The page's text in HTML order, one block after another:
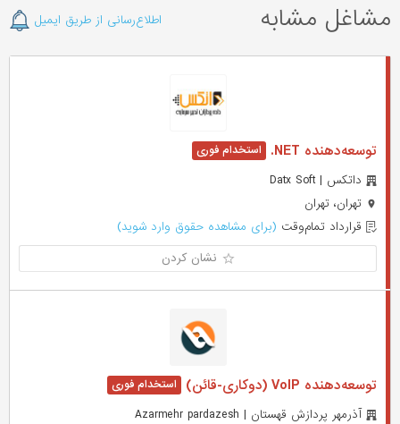
مشاغل مشابه اطلاع‌رسانی از طریق ایمیل
توسعه‌دهنده NET.
داتکس | Datx Soft
تهران، تهران
قرارداد تمام‌وقت (برای مشاهده حقوق وارد شوید)
نشان کردن
توسعه‌دهنده VoIP (دوکاری-قائن)
آذرمهر پردازش قهستان | Azarmehr pardazesh